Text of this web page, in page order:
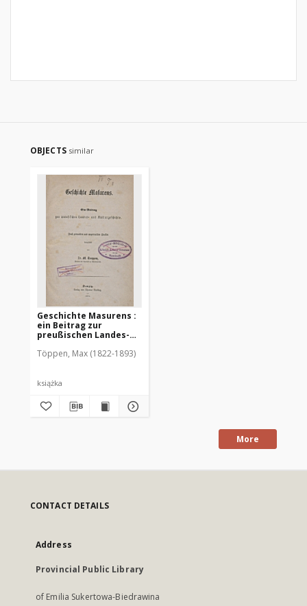
OBJECTS similar
Geschichte Masurens :
ein Beitrag zur
preußischen Landes-
Nach gedruckten und
Töppen, Max (1822-1893)
książka
More
CONTACT DETAILS
Address
Provincial Public Library
of Emilia Sukertowa-Biedrawina